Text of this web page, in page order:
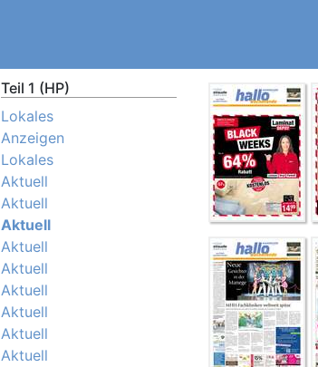
Teil 1 (HP)
Lokales
Anzeigen
Lokales
Aktuell
Aktuell
Aktuell
Aktuell
Aktuell
Aktuell
Aktuell
Aktuell
Aktuell